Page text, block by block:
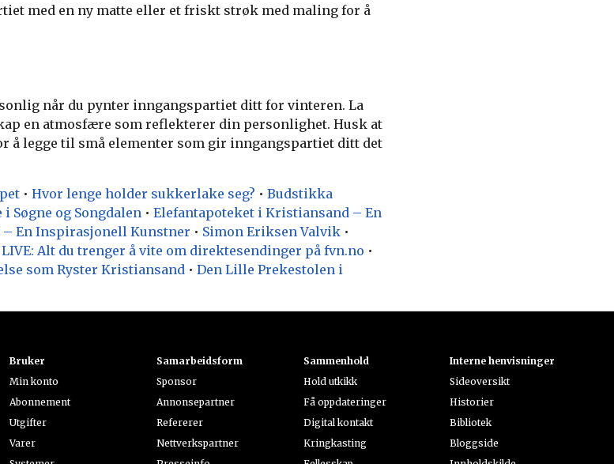
med en ny matte eller et friskt strøk med maling for å
når du pynter inngangspartiet ditt for vinteren. La
en atmosfære som reflekterer din personlighet. Husk at
å legge til små elementer som gir inngangspartiet ditt det
• Hvor lenge holder sukkerlake seg? • Budstikka
Søgne og Songdalen • Elefantapoteket i Kristiansand – En
En Inspirasjonell Kunstner • Simon Eriksen Valvik •
LIVE: Alt du trenger å vite om direktesendinger på fvn.no •
som Ryster Kristiansand • Den Lille Prekestolen i
Bruker
Min konto
Abonnement
Utgifter
Varer
Samarbeidsform
Sponsor
Annonsepartner
Refererer
Nettverkspartner
Sammenhold
Hold utkikk
Få oppdateringer
Digital kontakt
Kringkasting
Interne henvisninger
Sideoversikt
Historier
Bibliotek
Bloggside